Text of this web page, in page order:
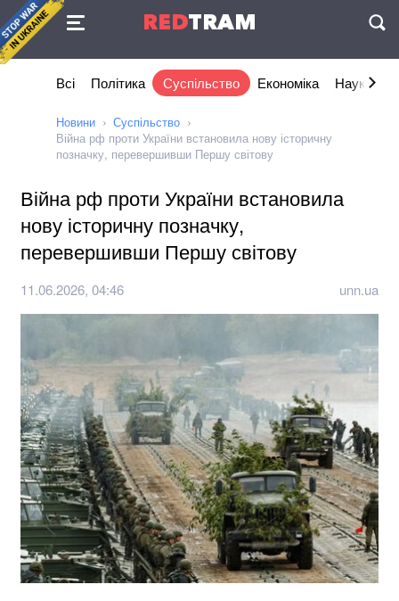
REDTRAM
Угода
Всі Політика Суспільство Економіка Наука та
Новини
Суспільство
Війна рф проти України встановила нову історичну
позначку, перевершивши Першу світову
Війна рф проти України встановила
нову історичну позначку,
перевершивши Першу світову
11.06.2026, 04:46 unn.ua